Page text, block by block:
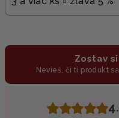
Zostav
Nevieš, či ti produkt